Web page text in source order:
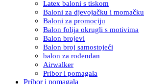
Latex baloni s tiskom
Baloni za djevojačku i momačku
Baloni za promociju
Balon folija okrugli s motivima
Balon brojevi
Balon broj samostojeći
balon za rođendan
Airwalker
Pribor i pomagala
Pribor i pomagala